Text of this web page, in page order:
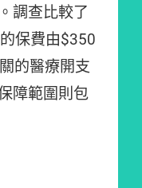
調查比較了
保費由$350
的醫療開支
障範圍則包